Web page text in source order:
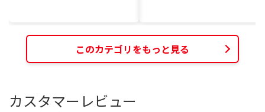
このカテゴリをもっと見る
カスタマーレビュー